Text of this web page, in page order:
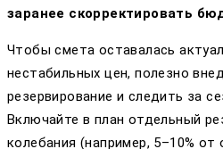
заранее скорректировать
Чтобы смета оставалась
нестабильных цен, полезно
резервирование и следить за
Включайте в план отдельный
колебания (например, 5–10%